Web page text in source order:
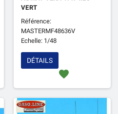
VERT
Référence:
MASTERMF48636V
Echelle: 1/48
favorite
DÉTAILS